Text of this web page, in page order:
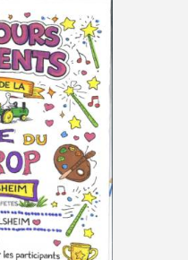
des
du Sirop
monte sur scène
! Chant, danse,
imitation